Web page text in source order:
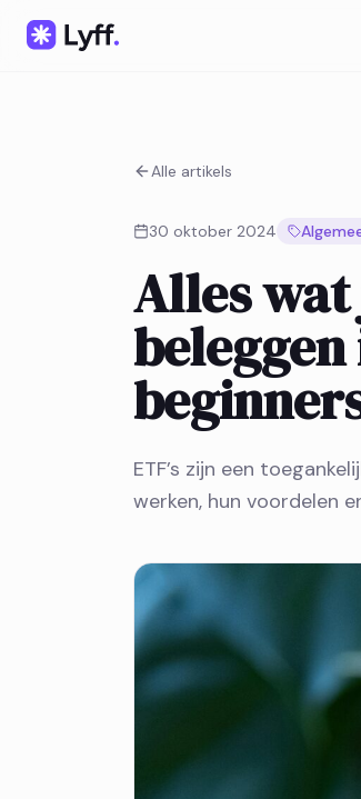
Alle artikels
30 oktober 2024
Alles
beleggen
ETF’s zijn een
werken, hun voordelen